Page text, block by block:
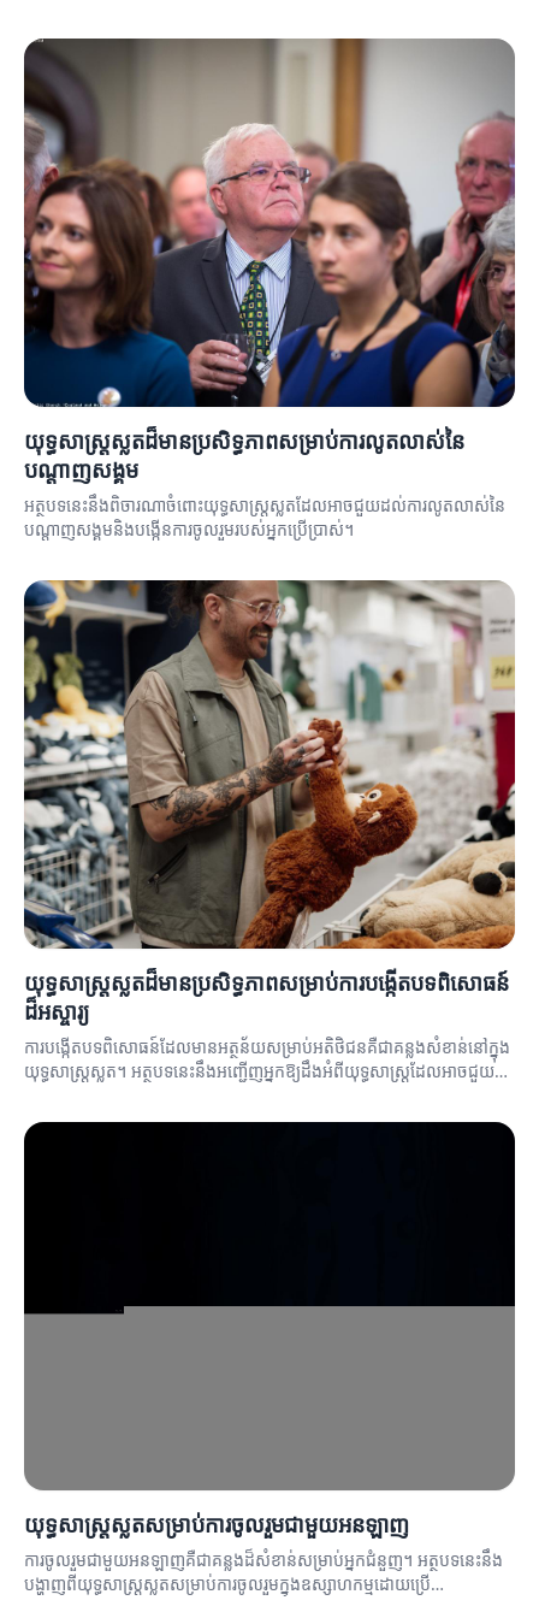
យុទ្ធសាស្ត្រស្លតដ៏មានប្រសិទ្ធភាពសម្រាប់ការលូតលាស់នៃ
បណ្តាញសង្គម
អត្ថបទនេះនឹងពិចារណាចំពោះយុទ្ធសាស្ត្រស្លតដែលអាចជួយដល់ការលូតលាស់នៃ
បណ្តាញសង្គមនិងបង្កើនការចូលរួមរបស់អ្នកប្រើប្រាស់។
យុទ្ធសាស្ត្រស្លតដ៏មានប្រសិទ្ធភាពសម្រាប់ការបង្កើតបទពិសោធន៍
ដ៏អស្ចារ្យ
ការបង្កើតបទពិសោធន៍ដែលមានអត្ថន័យសម្រាប់អតិថិជនគឺជាគន្លងសំខាន់នៅក្នុង
យុទ្ធសាស្ត្រស្លត។ អត្ថបទនេះនឹងអញ្ជើញអ្នកឱ្យដឹងអំពីយុទ្ធសាស្ត្រដែលអាចជួយ
យុទ្ធសាស្ត្រស្លតសម្រាប់ការចូលរួមជាមួយអនឡាញ
ការចូលរួមជាមួយអនឡាញគឺជាគន្លងដ៏សំខាន់សម្រាប់អ្នកជំនួញ។ អត្ថបទនេះនឹង
បង្ហាញពីយុទ្ធសាស្ត្រស្លតសម្រាប់ការចូលរួមក្នុងឧស្សាហកម្មដោយប្រើ